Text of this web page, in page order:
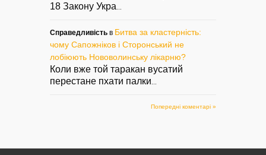
18 Закону Укра
Справедливість в Битва за кластерність:
чому Сапожніков і Сторонський не
лобіюють Нововолинську лікарню?
Коли вже той таракан вусатий
перестане пхати палки
Попередні коментарі »